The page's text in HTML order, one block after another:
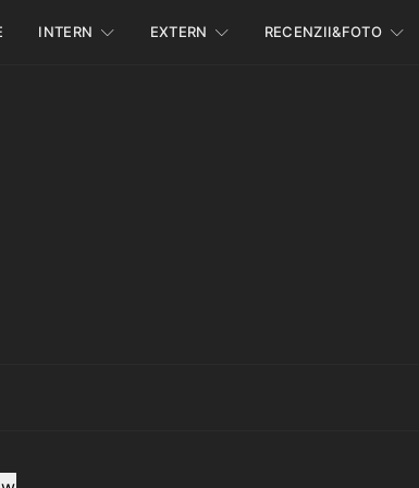
INTERN EXTERN RECENZII&FOTO